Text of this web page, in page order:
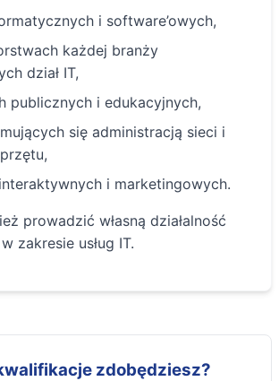
i software’owych,
każdej branży
dział IT,
publicznych i edukacyjnych,
się administracją sieci i
i marketingowych.
prowadzić własną działalność
zakresie usług IT.
zdobędziesz?